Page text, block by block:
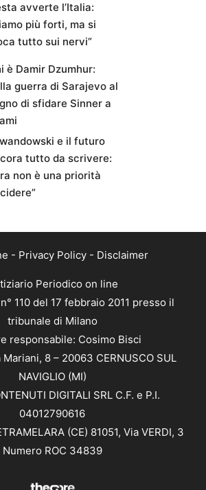
avverte l’Italia:
più forti, ma si
tutto sui nervi”
è Damir Dzumhur:
guerra di Sarajevo al
di sfidare Sinner a
e il futuro
tutto da scrivere:
non è una priorità
- Privacy Policy- Disclaimer
Periodico on line
110 del 17 febbraio 2011 presso il
tribunale di Milano
responsabile: Cosimo Bisci
8 – 20063 CERNUSCO SUL
NAVIGLIO (MI)
DIGITALI SRL C.F. e P.I.
04012790616
(CE) 81051, Via VERDI, 3
Numero ROC 34839